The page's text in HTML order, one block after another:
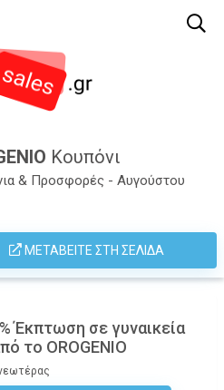
Κουπόνι
& Προσφορές - Αυγούστου
ΜΕΤΑΒΕΊΤΕ ΣΤΗ ΣΕΛΊΔΑ
Έκπτωση σε γυναικεία
το OROGENIO